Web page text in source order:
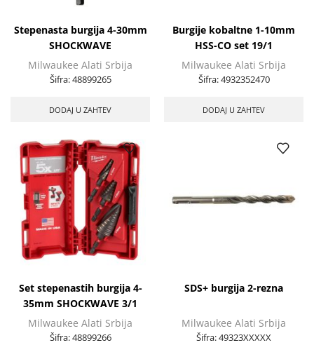
Stepenasta burgija 4-30mm
SHOCKWAVE
Milwaukee Alati Srbija
Šifra:48899265
DODAJ U ZAHTEV
Burgije kobaltne 1-10mm
HSS-CO set 19/1
Milwaukee Alati Srbija
Šifra:4932352470
DODAJ U ZAHTEV
Set stepenastih burgija 4-
35mm SHOCKWAVE 3/1
Milwaukee Alati Srbija
Šifra:48899266
SDS+ burgija 2-rezna
Milwaukee Alati Srbija
Šifra:49323XXXXX